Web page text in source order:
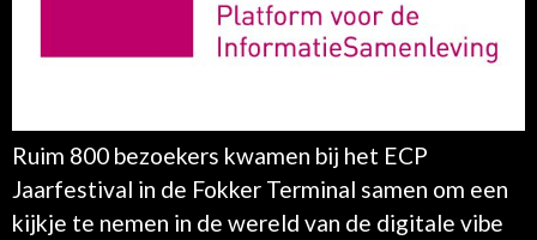
Ruim 800 bezoekers kwamen bij het ECP
Jaarfestival in de Fokker Terminal samen om een
kijkje te nemen in de wereld van de digitale vibe